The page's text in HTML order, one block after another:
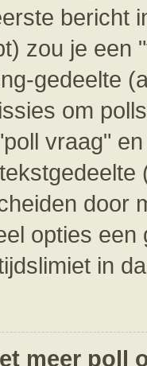
bericht
zou je een
gedeelte
om
vraag"
door
opties
in
meer poll